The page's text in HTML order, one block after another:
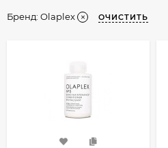
Бренд: Olaplex ОЧИСТИТЬ